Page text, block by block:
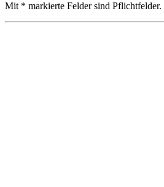
Mit * markierte Felder sind Pflichtfelder.